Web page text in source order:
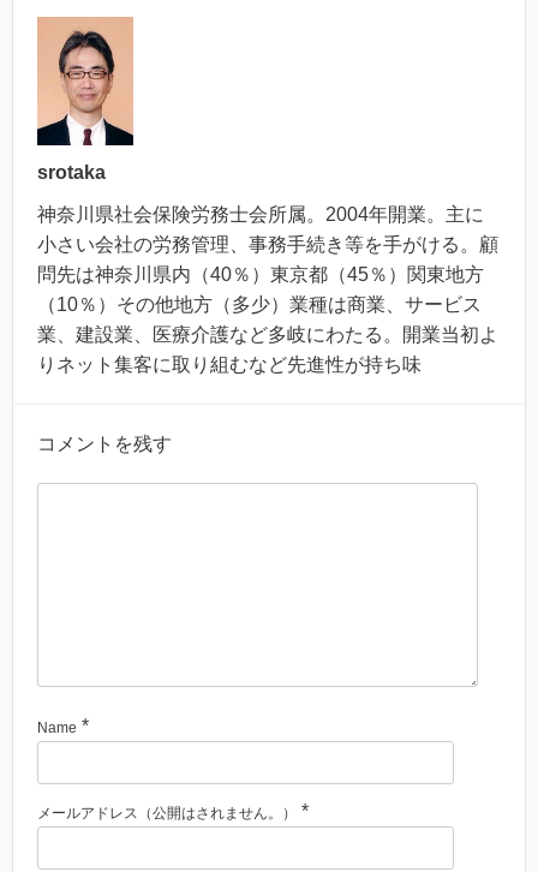
srotaka
神奈川県社会保険労務士会所属。2004年開業。主に
小さい会社の労務管理、事務手続き等を手がける。顧
問先は神奈川県内（40％）東京都（45％）関東地方
（10％）その他地方（多少）業種は商業、サービス
業、建設業、医療介護など多岐にわたる。開業当初よ
りネット集客に取り組むなど先進性が持ち味
コメントを残す
Name *
メールアドレス（公開はされません。） *